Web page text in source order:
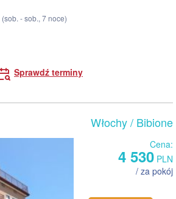
(sob. - sob., 7 noce)
Sprawdź terminy
Włochy/ Bibione
Cena:
4 530 PLN
/ za pokój